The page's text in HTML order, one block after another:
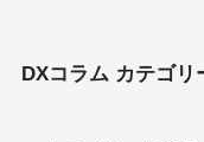
DXコラム カテゴリ